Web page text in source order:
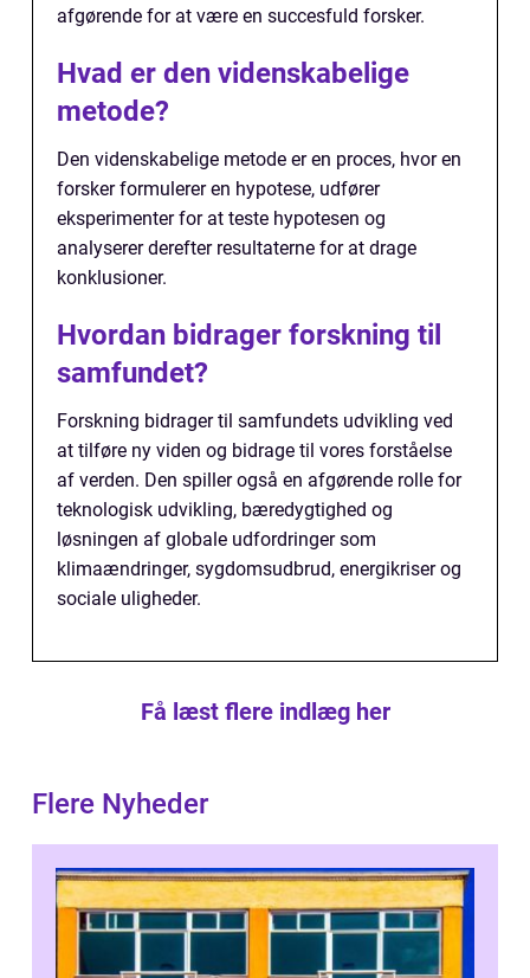
afgørende for at være en succesfuld forsker.
Hvad er den videnskabelige
metode?
Den videnskabelige metode er en proces, hvor en
forsker formulerer en hypotese, udfører
eksperimenter for at teste hypotesen og
analyserer derefter resultaterne for at drage
konklusioner.
Hvordan bidrager forskning til
samfundet?
Forskning bidrager til samfundets udvikling ved
at tilføre ny viden og bidrage til vores forståelse
af verden. Den spiller også en afgørende rolle for
teknologisk udvikling, bæredygtighed og
løsningen af globale udfordringer som
klimaændringer, sygdomsudbrud, energikriser og
sociale uligheder.
Få læst flere indlæg her
Flere Nyheder